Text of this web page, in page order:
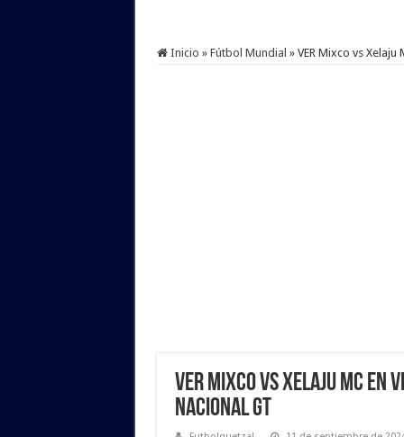
Inicio » Fútbol Mundial » VER Mixco vs Xelaju
VER Mixco vs Xelaju MC EN
Nacional GT